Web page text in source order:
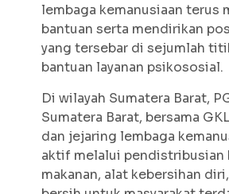
lembaga kemanusiaan terus
bantuan serta mendirikan
yang tersebar di sejumlah
bantuan layanan psikososial.
Di wilayah Sumatera Barat,
Sumatera Barat, bersama
dan jejaring lembaga
aktif melalui pendistribusian
makanan, alat kebersihan